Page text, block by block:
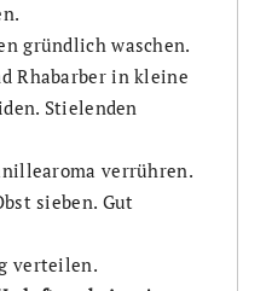
gründlich waschen.
Rhabarber in kleine
Stielenden
verrühren.
sieben. Gut
verteilen.